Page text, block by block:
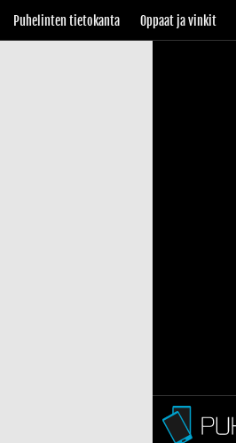
Puhelinten tietokanta Oppaat ja vinkit